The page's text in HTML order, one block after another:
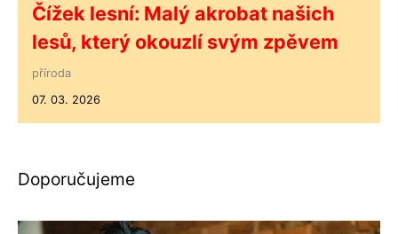
Čížek lesní: Malý akrobat našich
lesů, který okouzlí svým zpěvem
příroda
07. 03. 2026
Doporučujeme